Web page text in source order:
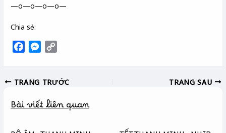
—o—o—o—o—
Chia sẻ:
e
o
M
s
n
y
i
TRANG TRƯỚC TRANG SAU
Bài viết liên quan